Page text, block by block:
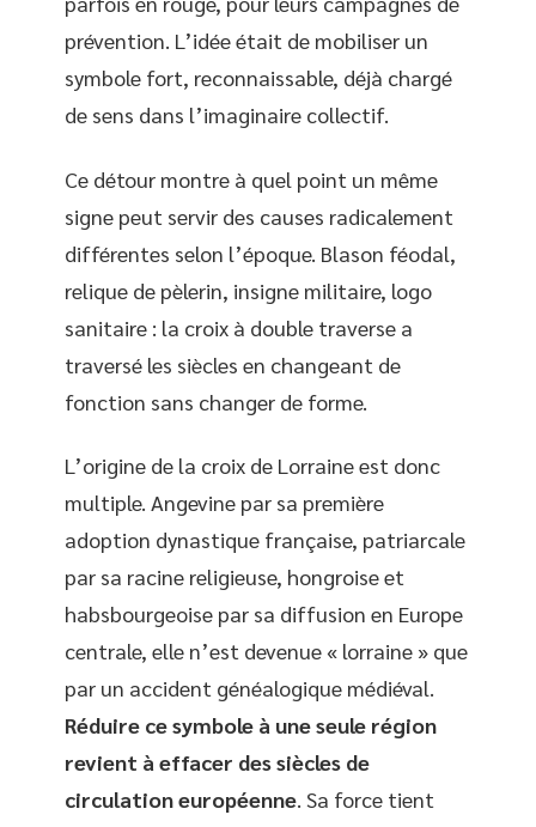
prévention. L’idée était de mobiliser un
symbole fort, reconnaissable, déjà chargé
de sens dans l’imaginaire collectif.
Ce détour montre à quel point un même
signe peut servir des causes radicalement
différentes selon l’époque. Blason féodal,
relique de pèlerin, insigne militaire, logo
sanitaire : la croix à double traverse a
traversé les siècles en changeant de
fonction sans changer de forme.
L’origine de la croix de Lorraine est donc
multiple. Angevine par sa première
adoption dynastique française, patriarcale
par sa racine religieuse, hongroise et
habsbourgeoise par sa diffusion en Europe
centrale, elle n’est devenue « lorraine » que
par un accident généalogique médiéval.
Réduire ce symbole à une seule région
revient à effacer des siècles de
circulation européenne. Sa force tient